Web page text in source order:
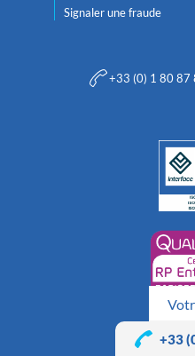
+33
Signaler une fraude
+33 (0) 1 80 87